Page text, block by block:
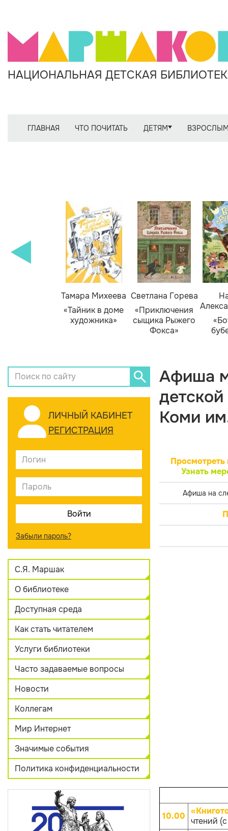
НАЦИОНАЛЬНАЯ ДЕТСКАЯ
ГЛАВНАЯ ЧТО ПОЧИТАТЬ ДЕТЯМ
Тамара Михеева
«Тайник в доме
художника»
Светлана Горева
«Приключения
сыщика Рыжего
Фокса»
ЛИЧНЫЙ КАБИНЕТ
РЕГИСТРАЦИЯ
Забыли пароль?
С.Я. Маршак
О библиотеке
Доступная среда
Как стать читателем
Услуги библиотеки
Часто задаваемые вопросы
Новости
Коллегам
Мир Интернет
Значимые события
Политика конфиденциальности
Афиша
Коми
Просмотреть
Узнать
Афиша на
10.00 чтений